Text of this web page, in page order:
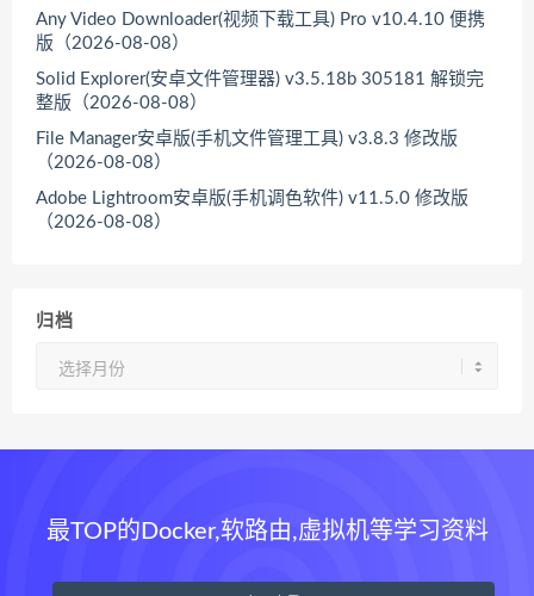
Any Video Downloader(视频下载工具) Pro v10.4.10 便携
版（2026-08-08）
Solid Explorer(安卓文件管理器) v3.5.18b 305181 解锁完
整版（2026-08-08）
File Manager安卓版(手机文件管理工具) v3.8.3 修改版
（2026-08-08）
Adobe Lightroom安卓版(手机调色软件) v11.5.0 修改版
（2026-08-08）
归档
最TOP的Docker,软路由,虚拟机等学习资料